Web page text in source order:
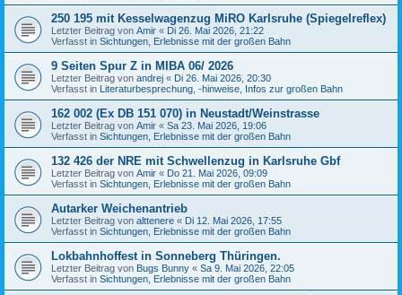
250 195 mit Kesselwagenzug MiRO Karlsruhe (Spiegelreflex)
Letzter Beitrag von Amir « Di 26. Mai 2026, 21:22
Verfasst in Sichtungen, Erlebnisse mit der großen Bahn
9 Seiten Spur Z in MIBA 06/ 2026
Letzter Beitrag von andrej « Di 26. Mai 2026, 20:30
Verfasst in Literaturbesprechung, -hinweise, Infos zur großen Bahn
162 002 (Ex DB 151 070) in Neustadt/Weinstrasse
Letzter Beitrag von Amir « Sa 23. Mai 2026, 19:06
Verfasst in Sichtungen, Erlebnisse mit der großen Bahn
132 426 der NRE mit Schwellenzug in Karlsruhe Gbf
Letzter Beitrag von Amir « Do 21. Mai 2026, 09:09
Verfasst in Sichtungen, Erlebnisse mit der großen Bahn
Autarker Weichenantrieb
Letzter Beitrag von alttenere « Di 12. Mai 2026, 17:55
Verfasst in Sichtungen, Erlebnisse mit der großen Bahn
Lokbahnhoffest in Sonneberg Thüringen.
Letzter Beitrag von Bugs Bunny « Sa 9. Mai 2026, 22:05
Verfasst in Sichtungen, Erlebnisse mit der großen Bahn